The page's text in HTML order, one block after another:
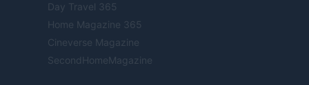
Day Travel 365
Home Magazine 365
Cineverse Magazine
SecondHomeMagazine